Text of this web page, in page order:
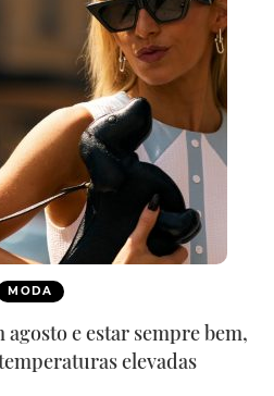
MODA
e estar sempre bem,
elevadas